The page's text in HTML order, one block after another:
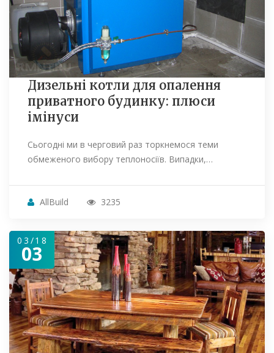
Дизельні котли для опалення
приватного будинку: плюси
імінуси
Сьогодні ми в черговий раз торкнемося теми
обмеженого вибору теплоносіїв. Випадки,…
AllBuild 3235
03/18
03